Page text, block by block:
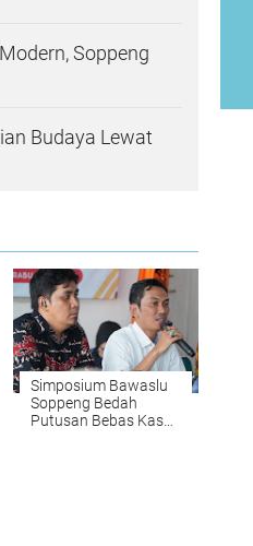
Soppeng
Budaya Lewat
Simposium Bawaslu
Soppeng Bedah
Putusan Bebas Kasus